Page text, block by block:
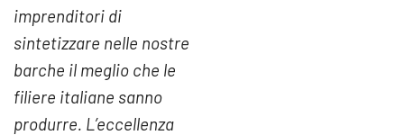
imprenditori di
sintetizzare nelle nostre
barche il meglio che le
filiere italiane sanno
produrre. L’eccellenza